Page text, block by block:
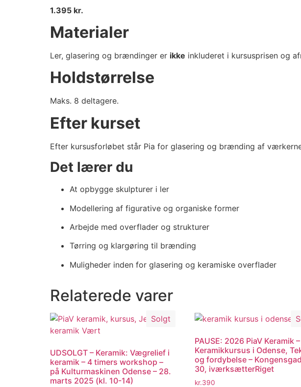
1.395 kr.
Materialer
Ler, glasering og brændinger er ikke inkluderet i kursusprisen og
Holdstørrelse
Maks. 8 deltagere.
Efter kurset
Efter kursusforløbet står Pia for glasering og brænding af
Det lærer du
At opbygge skulpturer i ler
Modellering af figurative og organiske former
Arbejde med overflader og strukturer
Tørring og klargøring til brænding
Muligheder inden for glasering og keramiske overflader
Relaterede varer
Solgt
UDSOLGT – Keramik: Vægrelief i
keramik – 4 timers workshop –
på Kulturmaskinen Odense – 28.
marts 2025 (kl. 10-14)
PAUSE: 2026 PiaV Keramik –
Keramikkursus i Odense,
og fordybelse –
30, iværksætterRiget
kr.390